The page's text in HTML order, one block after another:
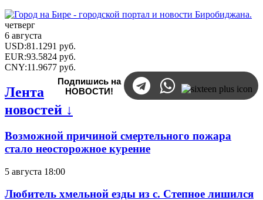
четверг
6 августа
USD:81.1291 руб.
EUR:93.5824 руб.
CNY:11.9677 руб.
Подпишись на
НОВОСТИ!
Лента
новостей ↓
Возможной причиной смертельного пожара
стало неосторожное курение
5 августа 18:00
Любитель хмельной езды из с. Степное лишился